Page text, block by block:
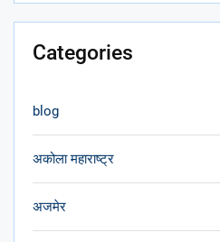
Categories
blog
अकोला महाराष्ट्र
अजमेर